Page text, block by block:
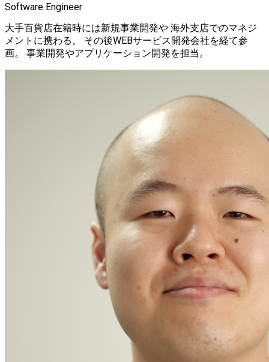
Software Engineer
大手百貨店在籍時には新規事業開発や 海外支店でのマネジ
メントに携わる。 その後WEBサービス開発会社を経て参
画。 事業開発やアプリケーション開発を担当。